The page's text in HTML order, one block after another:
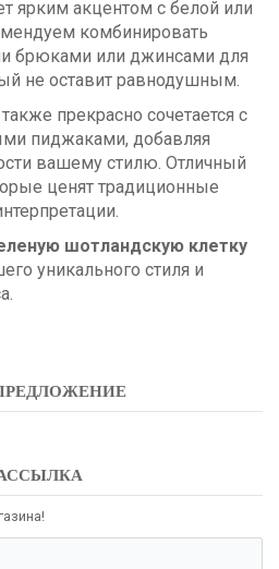
ярким акцентом с белой или
комбинировать
брюками или джинсами для
не оставит равнодушным.
прекрасно сочетается с
пиджаками, добавляя
вашему стилю. Отличный
ценят традиционные
шотландскую клетку
уникального стиля и